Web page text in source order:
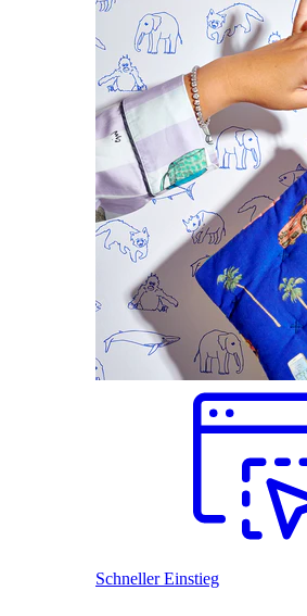
Schneller Einstieg